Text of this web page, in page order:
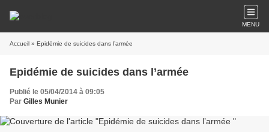
MENU
Accueil » Epidémie de suicides dans l’armée
Epidémie de suicides dans l’armée
Publié le 05/04/2014 à 09:05
Par Gilles Munier